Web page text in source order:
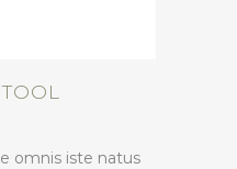
omnis iste natus